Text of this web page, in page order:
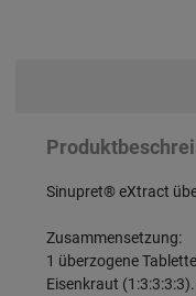
Sinupret® eXtract
Zusammensetzung:
1 überzogene
Eisenkraut